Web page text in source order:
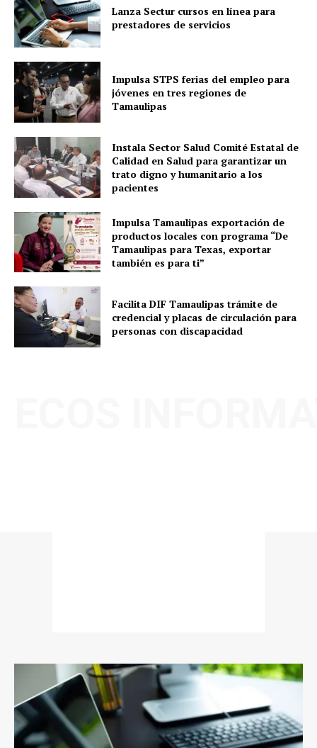
Lanza Sectur cursos en línea para
prestadores de servicios
Impulsa STPS ferias del empleo para
jóvenes en tres regiones de
Tamaulipas
Instala Sector Salud Comité Estatal de
Calidad en Salud para garantizar un
trato digno y humanitario a los
pacientes
Impulsa Tamaulipas exportación de
productos locales con programa “De
Tamaulipas para Texas, exportar
también es para ti”
Facilita DIF Tamaulipas trámite de
credencial y placas de circulación para
personas con discapacidad